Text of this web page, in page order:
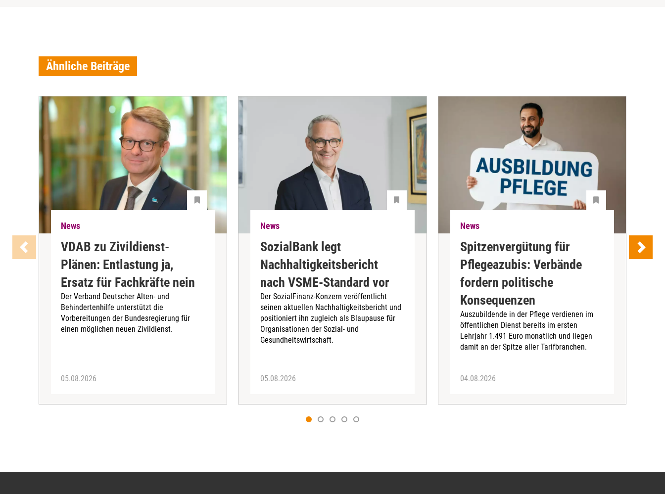
Ähnliche Beiträge
News
VDAB zu Zivildienst-
Plänen: Entlastung ja,
Ersatz für Fachkräfte nein
Der Verband Deutscher Alten- und
Behindertenhilfe unterstützt die
Vorbereitungen der Bundesregierung für
einen möglichen neuen Zivildienst.
05.08.2026
News
SozialBank legt
Nachhaltigkeitsbericht
nach VSME-Standard vor
Der SozialFinanz-Konzern veröffentlicht
seinen aktuellen Nachhaltigkeitsbericht und
positioniert ihn zugleich als Blaupause für
Organisationen der Sozial- und
Gesundheitswirtschaft.
05.08.2026
News
Spitzenvergütung für
Pflegeazubis: Verbände
fordern politische
Konsequenzen
Auszubildende in der Pflege verdienen im
öffentlichen Dienst bereits im ersten
Lehrjahr 1.491 Euro monatlich und liegen
damit an der Spitze aller Tarifbranchen.
04.08.2026